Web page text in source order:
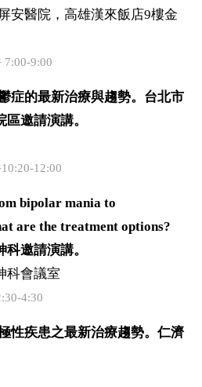
安醫院，高雄漢來飯店9樓金
7:00-9:00
症的最新治療與趨勢。台北市
邀請演講。
12:00
bipolar mania to
are the treatment options?
邀請演講。
科會議室
4:30
性疾患之最新治療趨勢。仁濟